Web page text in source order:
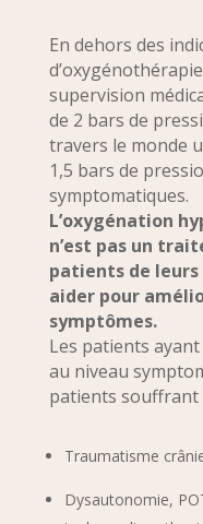
En dehors des
supervision
de 2 bars de
travers le monde
1,5 bars de
symptomatiques.
L’oxygénation
n’est pas un
patients de
aider pour
symptômes.
Les patients
au niveau
patients souffrant
Traumatisme
Dysautonomie,